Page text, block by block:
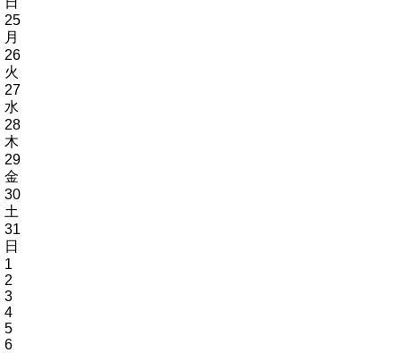
25
月
26
火
27
水
28
木
29
金
30
土
31
日
1
2
3
4
5
6